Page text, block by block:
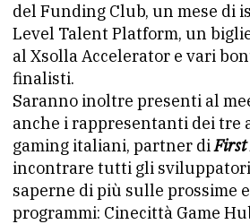
del Funding Club, un mese di
Level Talent Platform, un
al Xsolla Accelerator e vari
finalisti.
Saranno inoltre presenti al
anche i rappresentanti dei tre
gaming italiani, partner diFirst
incontrare tutti gli
saperne di più sulle prossime
programmi: Cinecittà Game